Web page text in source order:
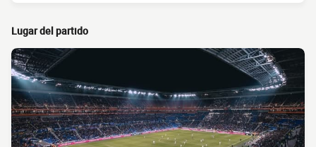
Lugar del partido